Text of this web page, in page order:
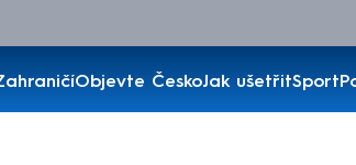
Objevte ČeskoJak ušetřitSport